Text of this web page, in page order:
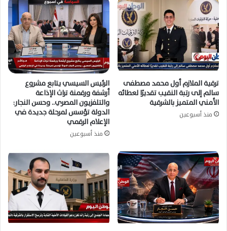
ترقية الملازم أول محمد مصطفى
سالم إلى رتبة النقيب تقديرًا لعطائه
الأمني المتميز بالشرقية
منذ أسبوعين
الرئيس السيسي يتابع مشروع
أرشفة ورقمنة تراث الإذاعة
والتلفزيون المصري.. وحسن النجار:
الدولة تؤسس لمرحلة جديدة في
الإعلام الرقمي
منذ أسبوعين